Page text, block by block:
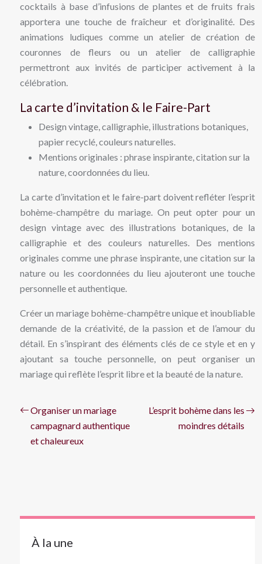
cocktails à base d’infusions de plantes et de fruits frais
apportera une touche de fraîcheur et d’originalité. Des
animations ludiques comme un atelier de création de
couronnes de fleurs ou un atelier de calligraphie
permettront aux invités de participer activement à la
célébration.
La carte d’invitation & le Faire-Part
Design vintage, calligraphie, illustrations botaniques,
papier recyclé, couleurs naturelles.
Mentions originales : phrase inspirante, citation sur la
nature, coordonnées du lieu.
La carte d’invitation et le faire-part doivent refléter l’esprit
bohème-champêtre du mariage. On peut opter pour un
design vintage avec des illustrations botaniques, de la
calligraphie et des couleurs naturelles. Des mentions
originales comme une phrase inspirante, une citation sur la
nature ou les coordonnées du lieu ajouteront une touche
personnelle et authentique.
Créer un mariage bohème-champêtre unique et inoubliable
demande de la créativité, de la passion et de l’amour du
détail. En s’inspirant des éléments clés de ce style et en y
ajoutant sa touche personnelle, on peut organiser un
mariage qui reflète l’esprit libre et la beauté de la nature.
Organiser un mariage
campagnard authentique
et chaleureux
L’esprit bohème dans les
moindres détails
À la une